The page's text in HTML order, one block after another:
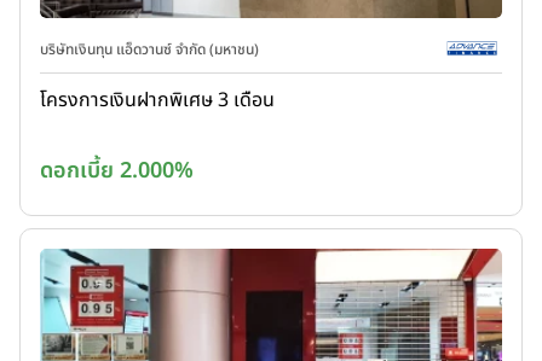
บริษัทเงินทุน แอ็ดวานซ์ จำกัด (มหาชน)
โครงการเงินฝากพิเศษ 3 เดือน
ดอกเบี้ย 2.000%